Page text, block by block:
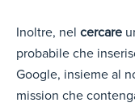
Inoltre, nel cercare
probabile che
Google, insieme al
mission che